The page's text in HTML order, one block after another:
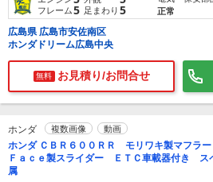
フレーム5 足まわり 5
正常
広島県 広島市安佐南区
ホンダドリーム広島中央
無料 お見積り/お問合せ
ホンダ 複数画像 動画
ホンダ ＣＢＲ６００ＲＲ モリワキ製マフラ
Ｆａｃｅ製スライダー ＥＴＣ車載器付き ス
属